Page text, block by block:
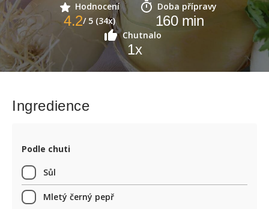
Hodnocení
4.2/ 5 (34x)
Doba přípravy
160min
Chutnalo
1x
Ingredience
Podle chuti
Sůl
Mletý černý pepř